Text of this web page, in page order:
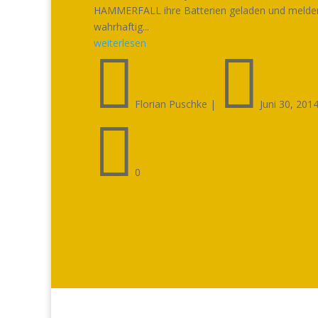
HAMMERFALL ihre Batterien geladen und
wahrhaftig...
weiterlesen
 Florian Puschke |  Juni 30, 2014
 0